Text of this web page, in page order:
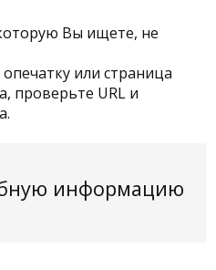
Вы ищете, не
или страница
проверьте URL и
информацию